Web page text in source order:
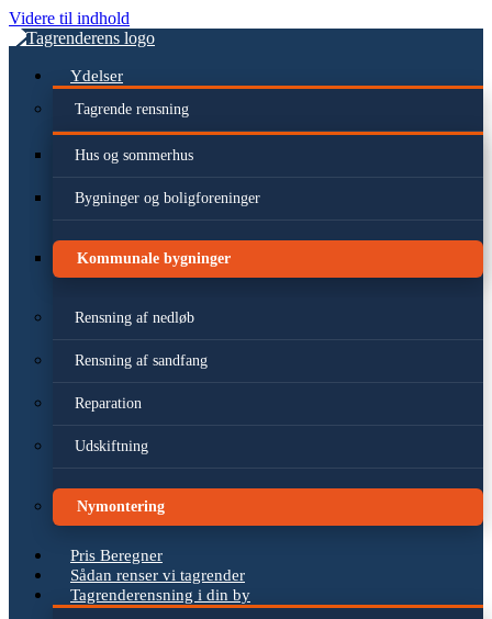
Videre til indhold
Ydelser
Tagrende rensning
Hus og sommerhus
Bygninger og boligforeninger
Kommunale bygninger
Rensning af nedløb
Rensning af sandfang
Reparation
Udskiftning
Nymontering
Pris Beregner
Sådan renser vi tagrender
Tagrenderensning i din by